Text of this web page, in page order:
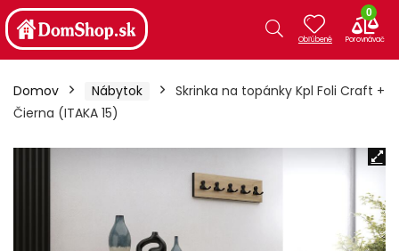
0
Domov Nábytok
Skrinka na topánky Kpl Foli Craft +
Čierna (ITAKA 15)